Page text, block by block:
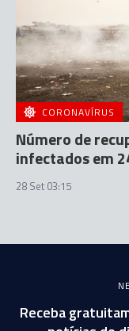
CORONAVÍRUS
Número de
infectados em
28 Set 03:15
Receba